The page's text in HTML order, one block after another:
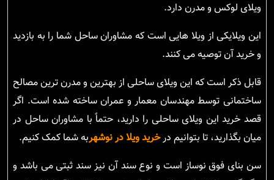
ویلای لوکس و مدرن دارد.
این ویلایکی از ویلا هایی است که مشاوران ساحل شما را به بازدید
و خرید آن توصیه می کنند.
قابل ذکر است که این ویلای ساحلی از بهترین و مدرن ترین مصالح
ساختمانی توسط مهندسان معمار و عمران ساخته شده است. اگر
قصد خرید این ویلای ساحلی را دارید، حتماً با مشاوران ساحل در
میان بگذارید، تا بتوانیم درخرید ویلا در نوشهربه شما کمک کنیم.
سن بنای فوق نوساز است و نوع سند آن نیز سند ثبتی می باشد و